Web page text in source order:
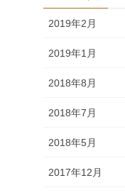
2019年2月
2019年1月
2018年8月
2018年7月
2018年5月
2017年12月